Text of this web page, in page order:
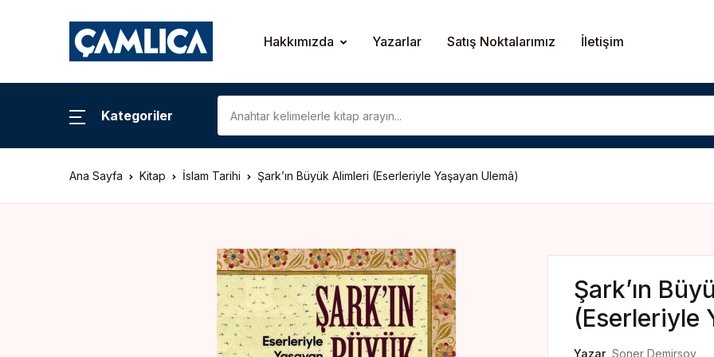
Hakkımızda Yazarlar Satış Noktalarımız İletişim
Kategoriler
KATEGORİLER
Çizgi Roman
Ana Sayfa Kitap İslam Tarihi Şark’ın Büyük Alimleri (Eserleriyle Yaşayan Ulemâ)
Şark’ın
(Eserleriyle
Yazar Soner Demirsoy